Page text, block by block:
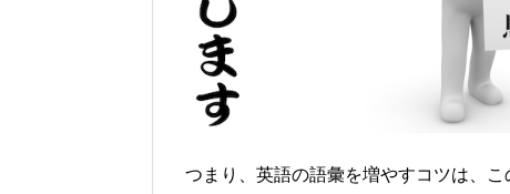
つまり、英語の語彙を増やすコツは、